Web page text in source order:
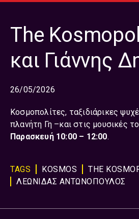
The
και Γιάννης
26/05/2026
Κοσμοπολίτες, ταξιδιάρικες
πλανήτη Γη –και στις μουσικές
Παρασκευή 10:00 – 12:00.
TAGS KOSMOS THE
ΛΕΩΝΙΔΑΣ ΑΝΤΩΝΟΠΟΥΛΟΣ